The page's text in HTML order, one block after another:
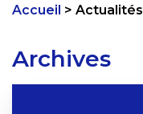
Accueil Actualités
Archives